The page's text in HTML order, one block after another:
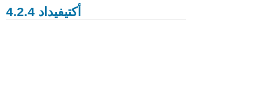
أكتيفيداد 4.2.4